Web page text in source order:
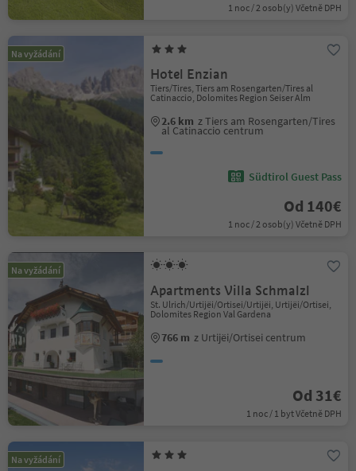
1 noc / 2 osob(y) Včetně DPH
Na vyžádání
Hotel Enzian
Tiers/Tires, Tiers am Rosengarten/Tires al
Catinaccio, Dolomites Region Seiser Alm
2.6 km z Tiers am Rosengarten/Tires
al Catinaccio centrum
Südtirol Guest Pass
Od 140€
1 noc / 2 osob(y) Včetně DPH
Na vyžádání
Apartments Villa Schmalzl
St. Ulrich/Urtijëi/Ortisei/Urtijëi, Urtijëi/Ortisei,
Dolomites Region Val Gardena
766 m z Urtijëi/Ortisei centrum
Od 31€
1 noc / 1 byt Včetně DPH
Na vyžádání